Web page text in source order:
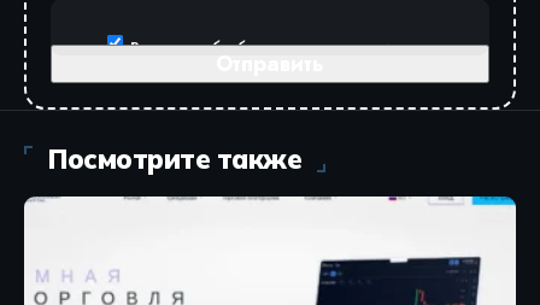
Разрешаюобработку персональных данных.
Посмотрите также